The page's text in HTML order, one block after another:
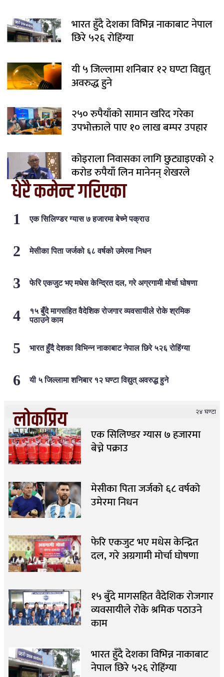
भारत हुँदै देशका विभिन्न नाकाबाट नेपाल
छिरे ५२६ रोहिंग्या
यी ५ जिल्लामा शनिबार १२ घण्टा विद्युत्
अवरुद्ध हुने
२५० रुपैयाँको सामान खरिद गरेका
उपभोक्ताले पाए १० लाख बम्पर उपहार
कोइराला निवासका लागि छुट्याइएको २
करोड रुपैयाँ लिन मानेनन् शेखरले
धेरै कमेन्ट गरिएका
एक सिलिण्डर ग्यास ७ हजारमा बेच्ने पक्राउ
मेसीका पिता जर्जको ६८ वर्षको उमेरमा निधन
फेरि एकजुट भए मधेस केन्द्रित दल, गरे अग्रगामी मोर्चा घोषणा
१५ बुँदे मागसहित वैदेशिक रोजगार व्यवसायीले रोके श्रमिक
पठाउने काम
भारत हुँदै देशका विभिन्न नाकाबाट नेपाल छिरे ५२६ रोहिंग्या
यी ५ जिल्लामा शनिबार १२ घण्टा विद्युत् अवरुद्ध हुने
लोकप्रिय २४ घण्टा
एक सिलिण्डर ग्यास ७ हजारमा
बेच्ने पक्राउ
मेसीका पिता जर्जको ६८ वर्षको
उमेरमा निधन
फेरि एकजुट भए मधेस केन्द्रित
दल, गरे अग्रगामी मोर्चा घोषणा
१५ बुँदे मागसहित वैदेशिक रोजगार
व्यवसायीले रोके श्रमिक पठाउने
काम
भारत हुँदै देशका विभिन्न नाकाबाट
नेपाल छिरे ५२६ रोहिंग्या